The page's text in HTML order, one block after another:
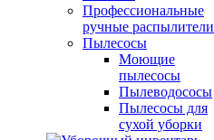
Профессиональные
ручные распылители
Пылесосы
Моющие
пылесосы
Пылеводососы
Пылесосы для
сухой уборки